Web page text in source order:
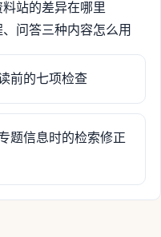
站的差异在哪里
问答三种内容怎么用
前的七项检查
题信息时的检索修正